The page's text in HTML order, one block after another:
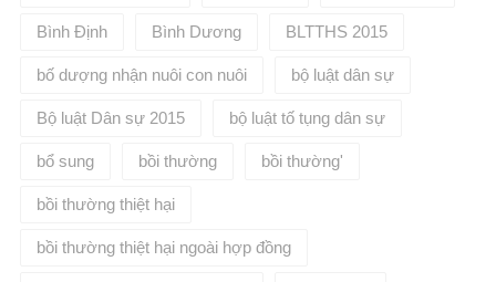
Bình Định Bình Dương BLTTHS 2015
bố dượng nhận nuôi con nuôi bộ luật dân sự
Bộ luật Dân sự 2015 bộ luật tố tụng dân sự
bổ sung bồi thường bồi thường'
bồi thường thiệt hại
bồi thường thiệt hại ngoài hợp đồng